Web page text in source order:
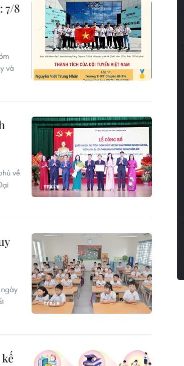
7/8
và
về